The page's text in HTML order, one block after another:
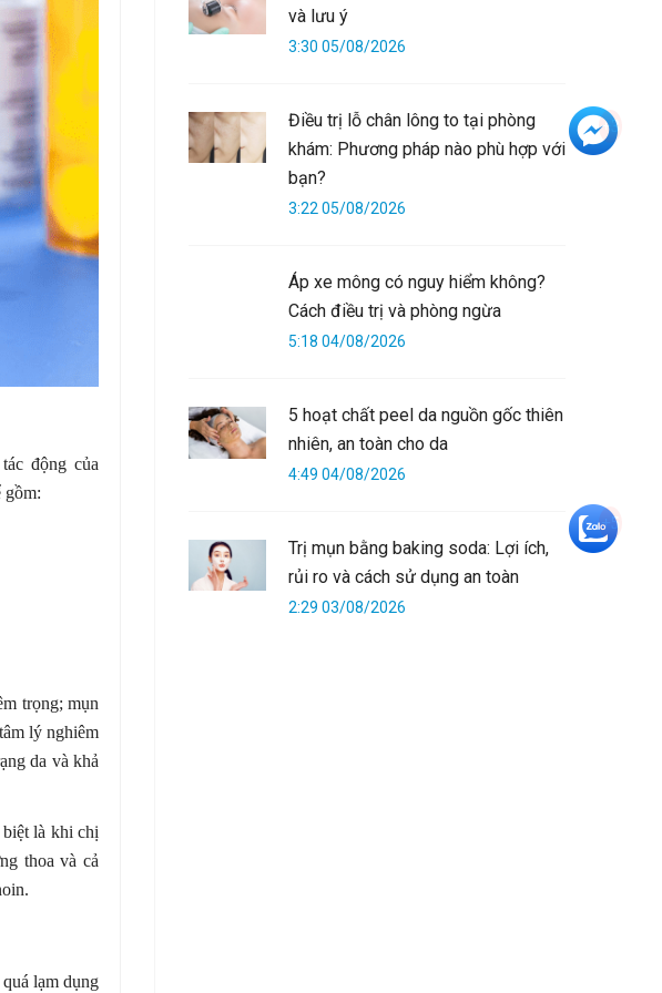
động của
gồm:
trọng; mụn
lý nghiêm
da và khả
là khi chị
thoa và cả
lạm dụng
và lưu ý
3:30 05/08/2026
Điều trị lỗ chân lông to tại phòng
khám: Phương pháp nào phù hợp với
bạn?
3:22 05/08/2026
Áp xe mông có nguy hiểm không?
Cách điều trị và phòng ngừa
5:18 04/08/2026
5 hoạt chất peel da nguồn gốc thiên
nhiên, an toàn cho da
4:49 04/08/2026
Trị mụn bằng baking soda: Lợi ích,
rủi ro và cách sử dụng an toàn
2:29 03/08/2026
+3
+5